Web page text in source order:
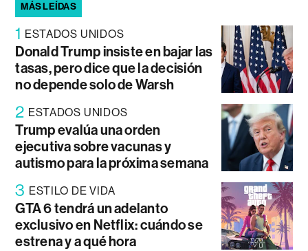
MÁS LEÍDAS
1 ESTADOS UNIDOS
Donald Trump insiste en bajar las
tasas, pero dice que la decisión
no depende solo de Warsh
2 ESTADOS UNIDOS
Trump evalúa una orden
ejecutiva sobre vacunas y
autismo para la próxima semana
3 ESTILO DE VIDA
GTA 6 tendrá un adelanto
exclusivo en Netflix: cuándo se
estrena y a qué hora